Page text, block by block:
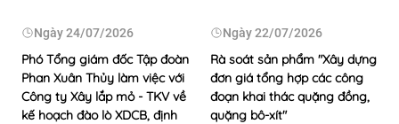
Ngày24/07/2026
Phó Tổng giám đốc Tập đoàn
Phan Xuân Thủy làm việc với
Công ty Xây lắp mỏ - TKV về
kế hoạch đào lò XDCB, định
Ngày22/07/2026
Rà soát sản phẩm "Xây dựng
đơn giá tổng hợp các công
đoạn khai thác quặng đồng,
quặng bô-xít"